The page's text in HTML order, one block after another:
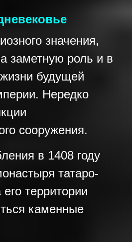
значения,
заметную роль и в
будущей
Нередко
сооружения.
в 1408 году
татаро-
территории
каменные